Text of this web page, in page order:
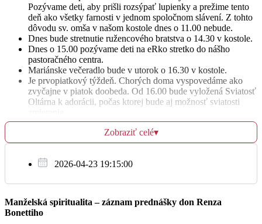
06:30
+ Otakar Pavlík
Sv. Bonifác, biskup a mučeník
17:30
+ rodičia, brat Jozef a Marián
06:30
+ Jozef Benčík
17:30
+ manžel, rodičia a sestra Mária
Pozývame deti, aby prišli rozsýpať lupienky a prežime tento
deň ako všetky farnosti v jednom spoločnom slávení. Z tohto
dôvodu sv. omša v našom kostole dnes o 11.00 nebude.
Dnes bude stretnutie ružencového bratstva o 14.30 v kostole.
Dnes o 15.00 pozývame deti na eRko stretko do nášho
pastoračného centra.
Mariánske večeradlo bude v utorok o 16.30 v kostole.
Je prvopiatkový týždeň. Chorých doma vyspovedáme ako
zvyčajne v piatok doobeda. Od 16.00 bude vyložená Sviatosť
Oltárna k adorácii, počas ktorej bude aj možnosť sviatosti
V piatok je slávnosť Najsvätejšieho Srdca Ježišovho, kde sa
pomodlíme aj odprosujúcu pobožnosť pred vyloženou
Sviatosťou Oltárnou. Zároveň môžeme v tento deň získať
Ježišu – je to úkon zadosťučinenia.
Podhorie pri Banskej Štiavnici. Nezabudnite si vziať so sebou
veci, ktoré máte na prihláške a aj samotnú prihlášku. Odchod
spred fary bude večer o 18.30. Návrat z chaty bude v nedeľu
popoludní.
Zobraziť celé▾
2026-04-23 19:15:00
Manželská spiritualita – záznam prednášky don Renza
Bonettiho